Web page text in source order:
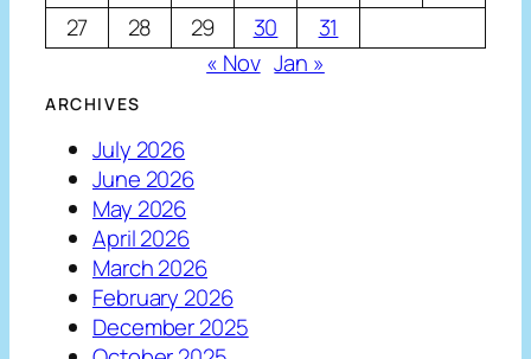
27
28 29 30
31
« Nov Jan »
ARCHIVES
July 2026
June 2026
May 2026
April 2026
March 2026
February 2026
December 2025